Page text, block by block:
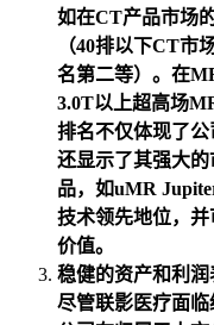
如在CT产品市场
（40排以下CT市
名第二等）。在
3.0T以上超高场
排名不仅体现了公
还显示了其强大
品，如uMR
技术领先地位，
价值。
稳健的资产和利润
尽管联影医疗面